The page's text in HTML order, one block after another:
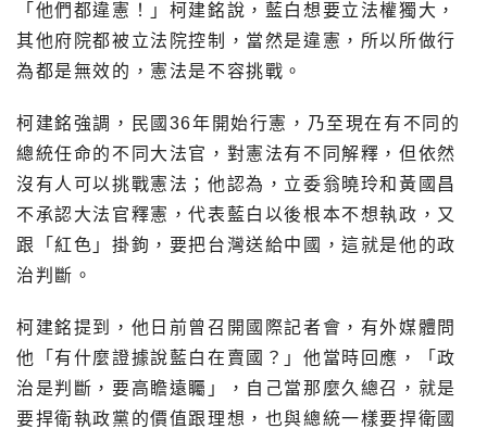
「他們都違憲！」柯建銘說，藍白想要立法權獨大，
其他府院都被立法院控制，當然是違憲，所以所做行
為都是無效的，憲法是不容挑戰。
柯建銘強調，民國36年開始行憲，乃至現在有不同的
總統任命的不同大法官，對憲法有不同解釋，但依然
沒有人可以挑戰憲法；他認為，立委翁曉玲和黃國昌
不承認大法官釋憲，代表藍白以後根本不想執政，又
跟「紅色」掛鉤，要把台灣送給中國，這就是他的政
治判斷。
柯建銘提到，他日前曾召開國際記者會，有外媒體問
他「有什麼證據說藍白在賣國？」他當時回應，「政
治是判斷，要高瞻遠矚」，自己當那麼久總召，就是
要捍衛執政黨的價值跟理想，也與總統一樣要捍衛國